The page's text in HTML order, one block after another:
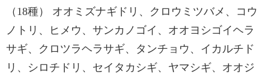
（18種） オオミズナギドリ、クロウミツバメ、コウ
ノトリ、ヒメウ、サンカノゴイ、オオヨシゴイヘラ
サギ、クロツラヘラサギ、タンチョウ、イカルチド
リ、シロチドリ、セイタカシギ、ヤマシギ、オオジ